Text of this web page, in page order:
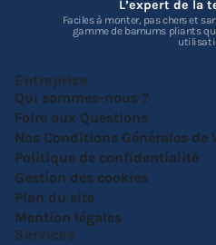
L’expert de la
Faciles à monter, pas chers et
gamme de barnums pliants
Entreprise
Qui sommes-nous ?
Foire aux Questions
Nos Conditions Générales de
Politique de confidentialité
Gestion des cookies
Plan du site
Mention légales
Services